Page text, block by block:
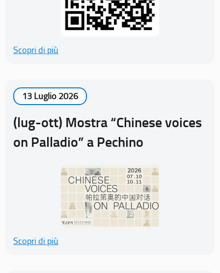
Scopri di più
13 Luglio 2026
(lug-ott) Mostra “Chinese voices
on Palladio” a Pechino
Scopri di più